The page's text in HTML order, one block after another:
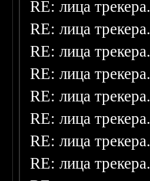
RE: лица трекера.
RE: лица трекера.
RE: лица трекера.
RE: лица трекера.
RE: лица трекера.
RE: лица трекера.
RE: лица трекера.
RE: лица трекера.